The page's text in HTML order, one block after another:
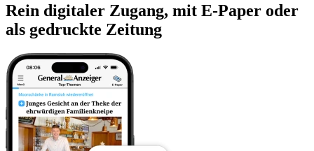
Rein digitaler Zugang, mit E-Paper oder
als gedruckte Zeitung